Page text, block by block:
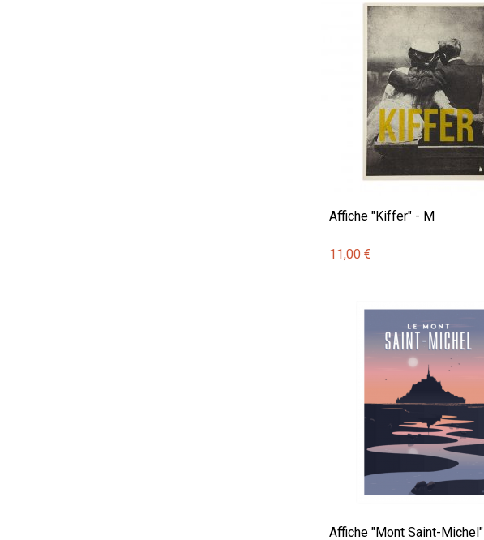
Affiche "Kiffer" - M
11,00 €
Affiche "Mont Saint-Michel"